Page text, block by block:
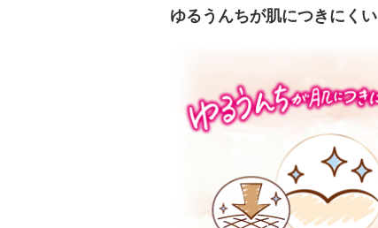
ゆるうんちが肌につきにくい